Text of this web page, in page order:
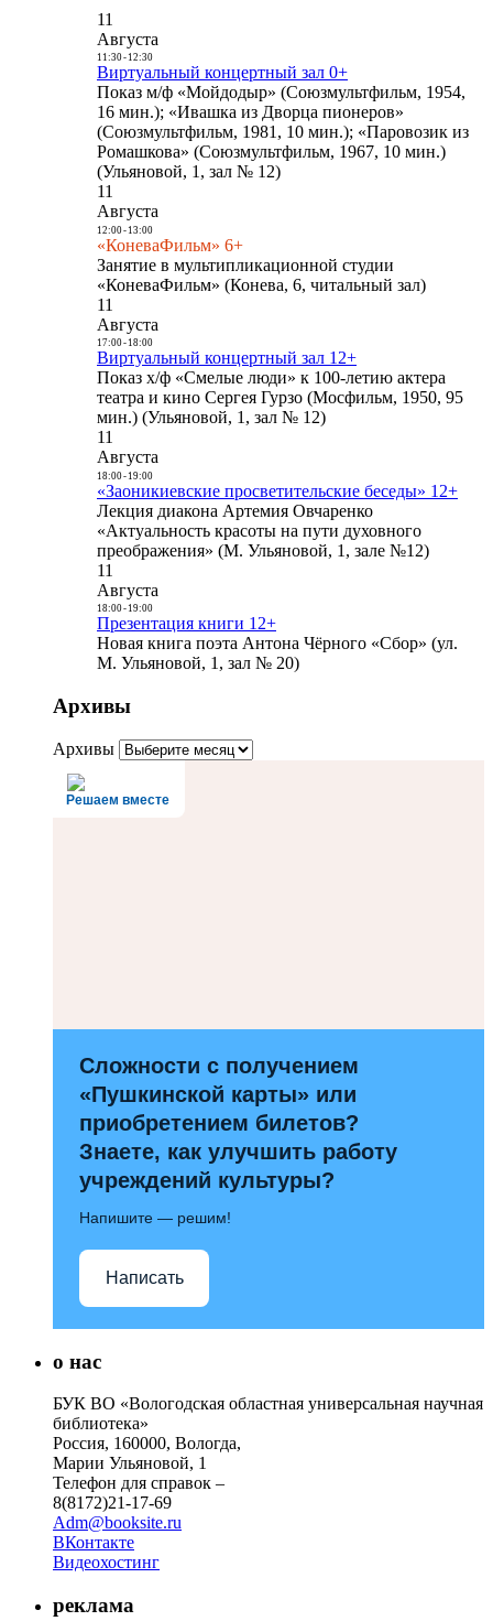
11
Августа
11:30- 12:30
Виртуальный концертный зал 0+
Показ м/ф «Мойдодыр» (Союзмультфильм, 1954,
16 мин.); «Ивашка из Дворца пионеров»
(Союзмультфильм, 1981, 10 мин.); «Паровозик из
Ромашкова» (Союзмультфильм, 1967, 10 мин.)
(Ульяновой, 1, зал № 12)
11
Августа
12:00- 13:00
«КоневаФильм» 6+
Занятие в мультипликационной студии
«КоневаФильм» (Конева, 6, читальный зал)
11
Августа
17:00- 18:00
Виртуальный концертный зал 12+
Показ х/ф «Смелые люди» к 100-летию актера
театра и кино Сергея Гурзо (Мосфильм, 1950, 95
мин.) (Ульяновой, 1, зал № 12)
11
Августа
18:00- 19:00
«Заоникиевские просветительские беседы» 12+
Лекция диакона Артемия Овчаренко
«Актуальность красоты на пути духовного
преображения» (М. Ульяновой, 1, зале №12)
11
Августа
18:00- 19:00
Презентация книги 12+
Новая книга поэта Антона Чёрного «Сбор» (ул.
М. Ульяновой, 1, зал № 20)
Архивы
Архивы
Решаем вместе
Сложности с получением
«Пушкинской карты» или
приобретением билетов?
Знаете, как улучшить работу
учреждений культуры?
Напишите — решим!
Написать
о нас
БУК ВО «Вологодская областная универсальная научная
библиотека»
Россия, 160000, Вологда,
Марии Ульяновой, 1
Телефон для справок –
8(8172)21-17-69
Adm@booksite.ru
ВКонтакте
Видеохостинг
реклама